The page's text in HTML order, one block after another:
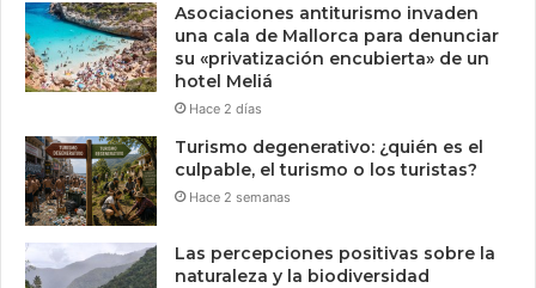
Asociaciones antiturismo invaden
una cala de Mallorca para denunciar
su «privatización encubierta» de un
hotel Meliá
Hace 2 días
Turismo degenerativo: ¿quién es el
culpable, el turismo o los turistas?
Hace 2 semanas
Las percepciones positivas sobre la
naturaleza y la biodiversidad